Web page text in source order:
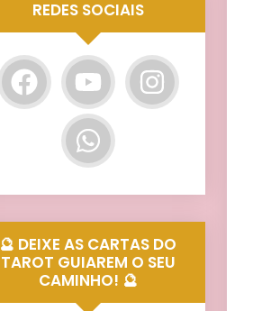
REDES SOCIAIS
🔮 DEIXE AS CARTAS DO
TAROT GUIAREM O SEU
CAMINHO! 🔮